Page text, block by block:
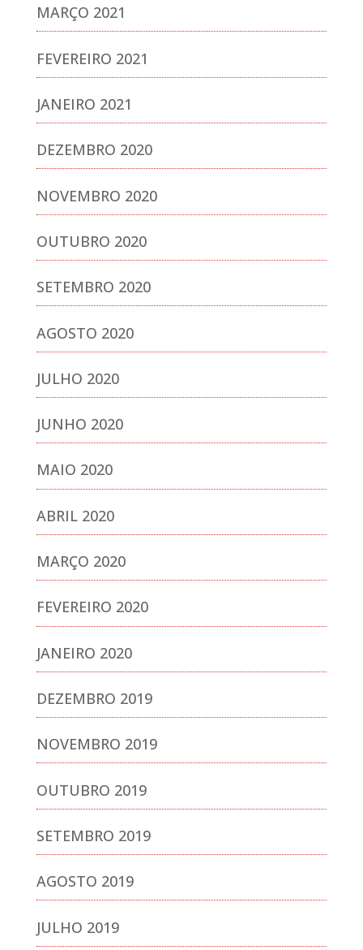
MARÇO 2021
FEVEREIRO 2021
JANEIRO 2021
DEZEMBRO 2020
NOVEMBRO 2020
OUTUBRO 2020
SETEMBRO 2020
AGOSTO 2020
JULHO 2020
JUNHO 2020
MAIO 2020
ABRIL 2020
MARÇO 2020
FEVEREIRO 2020
JANEIRO 2020
DEZEMBRO 2019
NOVEMBRO 2019
OUTUBRO 2019
SETEMBRO 2019
AGOSTO 2019
JULHO 2019